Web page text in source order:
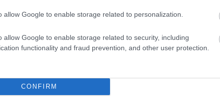
allow Google to enable storage related to personalization.
allow Google to enable storage related to security, including
functionality and fraud prevention, and other user protection.
CONFIRM
jász
kelet afrika
(
(4)
(3)kora
anonymus
gesta hungarorum
süpek ottó